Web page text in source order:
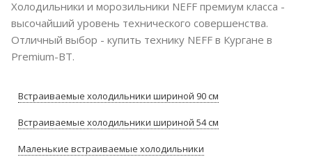
Холодильники и морозильники NEFF премиум класса -
высочайший уровень технического совершенства.
Отличный выбор - купить технику NEFF в Кургане в
Premium-BT.
Встраиваемые холодильники шириной 90 см
Встраиваемые холодильники шириной 54 см
Маленькие встраиваемые холодильники